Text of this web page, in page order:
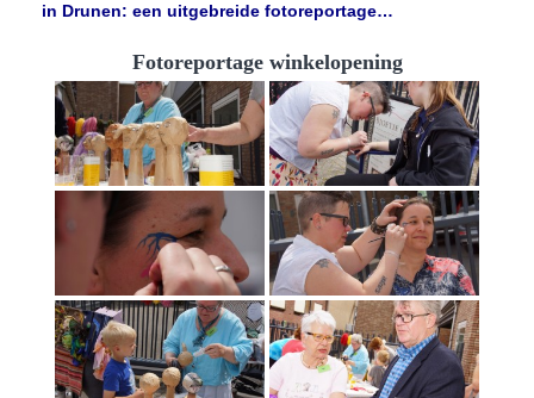
in Drunen: een uitgebreide fotoreportage…
Fotoreportage winkelopening